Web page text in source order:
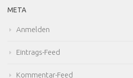
META
Anmelden
Eintrags-Feed
Kommentar-Feed